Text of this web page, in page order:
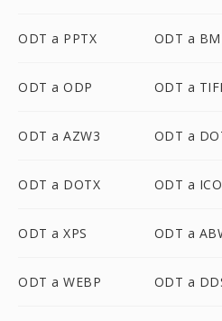
ODT a PPTX ODT a
ODT a ODP ODT a
ODT a AZW3 ODT a
ODT a DOTX ODT a ICO
ODT a XPS ODT a
ODT a WEBP ODT a